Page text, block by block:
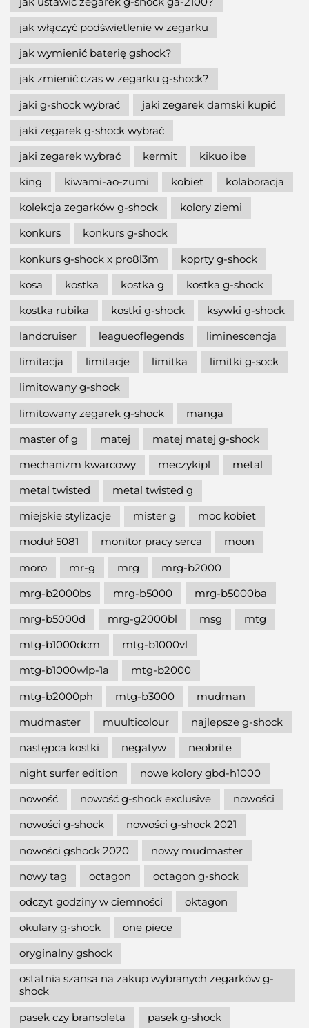
jak włączyć podświetlenie w zegarku
jak wymienić baterię gshock?
jak zmienić czas w zegarku g-shock?
jaki g-shock wybrać
jaki zegarek damski kupić
jaki zegarek g-shock wybrać
jaki zegarek wybrać
kermit
kikuo ibe
king
kiwami-ao-zumi kobiet
kolaboracja
kolekcja zegarków g-shock
kolory ziemi
konkurs
konkurs g-shock
konkurs g-shock x pro8l3m
koprty g-shock
kosa
kostka kostka g
kostka g-shock
kostka rubika
kostki g-shock
ksywki g-shock
landcruiser
leagueoflegends
liminescencja
limitacja
limitacje limitka
limitki g-sock
limitowany g-shock
limitowany zegarek g-shock
manga
master of g
matej
matej matej g-shock
mechanizm kwarcowy
meczykipl
metal
metal twisted
metal twisted g
miejskie stylizacje
mister g
moc kobiet
moduł 5081
monitor pracy serca
moon
moro
mr-g mrg
mrg-b2000
mrg-b2000bs
mrg-b5000
mrg-b5000ba
mrg-b5000d
mrg-g2000bl msg
mtg
mtg-b1000dcm
mtg-b1000vl
mtg-b1000wlp-1a
mtg-b2000
mtg-b2000ph
mtg-b3000
mudman
mudmaster
muulticolour
najlepsze g-shock
następca kostki
negatyw
neobrite
night surfer edition
nowe kolory gbd-h1000
nowość
nowość g-shock exclusive
nowości
nowości g-shock
nowości g-shock 2021
nowości gshock 2020
nowy mudmaster
nowy tag
octagon
octagon g-shock
odczyt godziny w ciemności
oktagon
okulary g-shock
one piece
oryginalny gshock
ostatnia szansa na zakup wybranych zegarków g-
shock
pasek czy bransoleta
pasek g-shock